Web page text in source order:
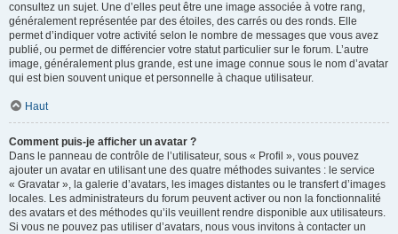
consultez un sujet. Une d’elles peut être une image associée à votre rang,
généralement représentée par des étoiles, des carrés ou des ronds. Elle
permet d’indiquer votre activité selon le nombre de messages que vous avez
publié, ou permet de différencier votre statut particulier sur le forum. L’autre
image, généralement plus grande, est une image connue sous le nom d’avatar
qui est bien souvent unique et personnelle à chaque utilisateur.
Haut
Comment puis-je afficher un avatar ?
Dans le panneau de contrôle de l’utilisateur, sous « Profil », vous pouvez
ajouter un avatar en utilisant une des quatre méthodes suivantes : le service
« Gravatar », la galerie d’avatars, les images distantes ou le transfert d’images
locales. Les administrateurs du forum peuvent activer ou non la fonctionnalité
des avatars et des méthodes qu’ils veuillent rendre disponible aux utilisateurs.
Si vous ne pouvez pas utiliser d’avatars, nous vous invitons à contacter un